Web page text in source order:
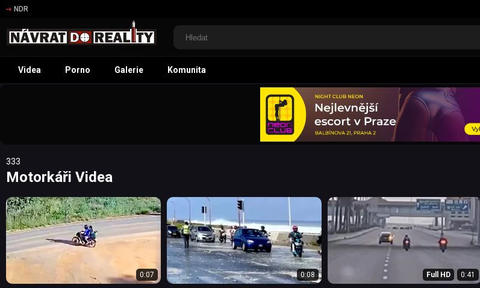
NDR
Videa Porno Galerie Komunita
333
Motorkáři Videa
0:07 0:08 Full HD 0:41